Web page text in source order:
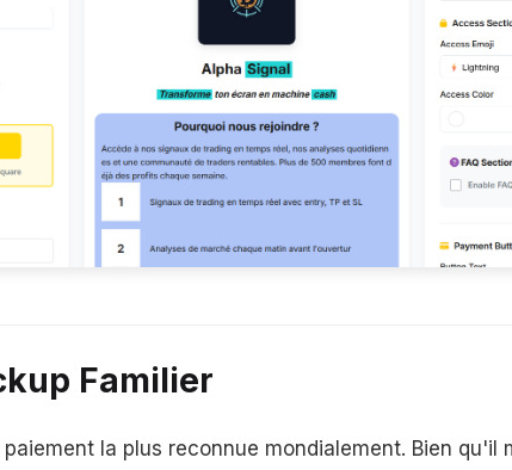
Familier
la plus reconnue mondialement. Bien qu'il